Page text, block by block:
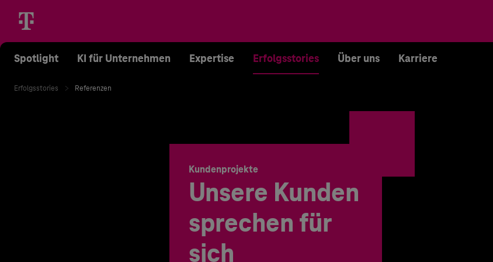
Spotlight KI für Unternehmen Expertise Erfolgsstories Über uns Karriere
Erfolgsstories Referenzen
Kundenprojekte
Unsere Kunden
sprechen für
sich